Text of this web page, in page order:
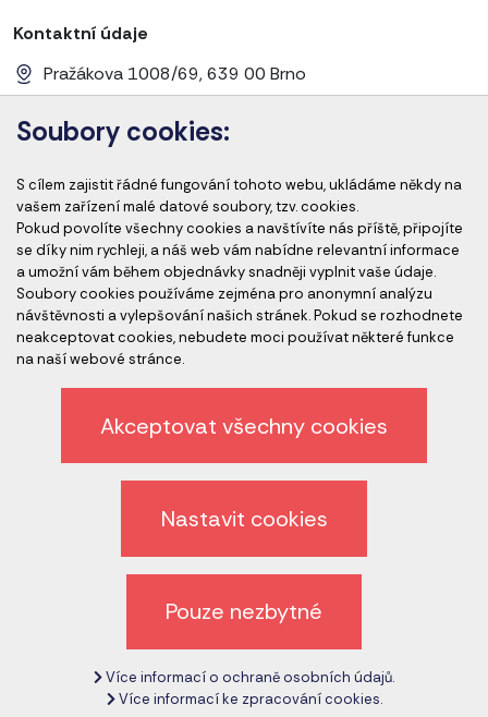
Kontaktní údaje
Pražákova 1008/69, 639 00 Brno
+420 728 656 281
info@cems-cz.com
www.cems-cz.comwww.pharmaeducation.sk
Člen skupiny
Ochrana osobních údajů
Odhlášení z newsletteru
Zrušit nastavení cookies
Copyright © 2017 - 2026CeMS-CZ.com
Soubory cookies:
S cílem zajistit řádné fungování tohoto webu, ukládáme někdy na
vašem zařízení malé datové soubory, tzv. cookies.
Pokud povolíte všechny cookies a navštívíte nás příště, připojíte
se díky nim rychleji, a náš web vám nabídne relevantní informace
a umožní vám během objednávky snadněji vyplnit vaše údaje.
Soubory cookies používáme zejména pro anonymní analýzu
návštěvnosti a vylepšování našich stránek. Pokud se rozhodnete
neakceptovat cookies, nebudete moci používat některé funkce
na naší webové stránce.
Akceptovat všechny cookies
Nastavit cookies
Pouze nezbytné
Více informací o ochraně osobních údajů.
Více informací ke zpracování cookies.